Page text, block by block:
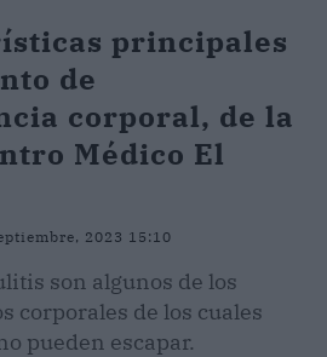
principales
de
corporal, de la
Médico El
2023 15:10
son algunos de los
corporales de los cuales
pueden escapar.